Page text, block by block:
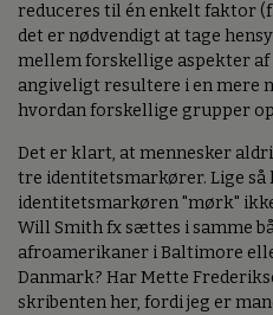
reduceres til én enkelt faktor
det er nødvendigt at tage
mellem forskellige aspekter
angiveligt resultere i en mere
hvordan forskellige grupper
Det er klart, at mennesker
tre identitetsmarkører. Lige
identitetsmarkøren "mørk"
Will Smith fx sættes i samme
afroamerikaner i Baltimore
Danmark? Har Mette
skribenten her, fordi jeg er